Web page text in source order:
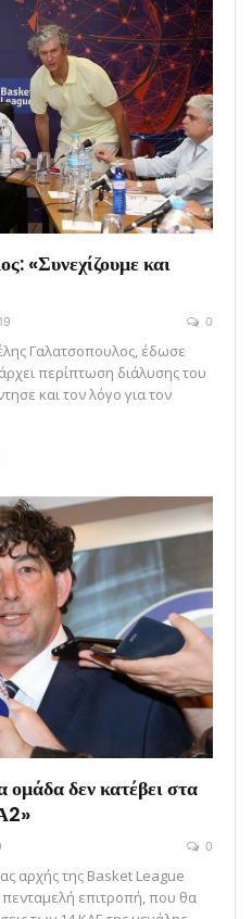
«Συνεχίζουμε και
0
Γαλατσοπουλος, έδωσε
περίπτωση διάλυσης του
και τον λόγο για τον
δεν κατέβει στα
0
αρχής της Basket League
επιτροπή, που θα